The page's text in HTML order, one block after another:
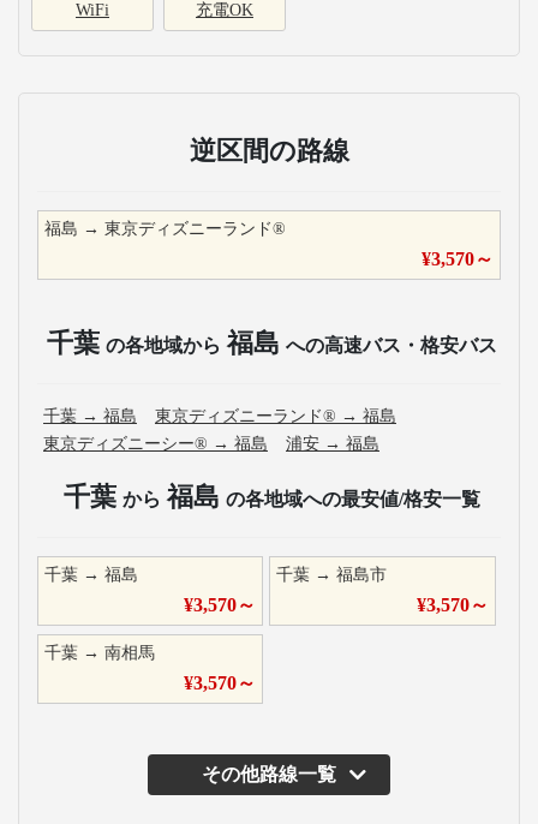
WiFi 充電OK
逆区間の路線
福島 → 東京ディズニーランド®
¥3,570～
千葉 の各地域から 福島 への高速バス・格安バス
千葉 → 福島 東京ディズニーランド® → 福島
東京ディズニーシー® → 福島 浦安 → 福島
千葉 から 福島 の各地域への最安値/格安一覧
千葉 → 福島
¥3,570～
千葉 →福島市
¥3,570～
千葉 → 南相馬
¥3,570～
その他路線一覧